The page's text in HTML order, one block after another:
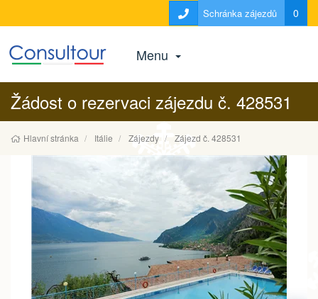
Schránka zájezdů 0
Menu
Žádost o rezervaci zájezdu č. 428531
Hlavní stránka Itálie Zájezdy Zájezd č. 428531